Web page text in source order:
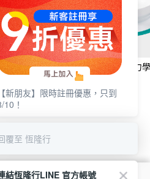
TOT 好吸力學習
OXO tot 好吸力
碗-靓藍綠
NT$590
排行
站使用 cookie 方式之詳情，及若您不希
【新朋友】限時註冊優惠，只到
10！
覆至 恆隆行
結恆隆行LINE 官方帳號